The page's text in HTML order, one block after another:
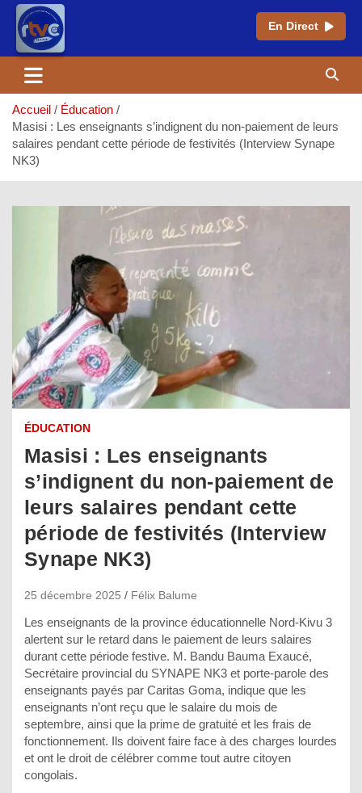
En Direct
contenu
Accueil
Éducation
Masisi : Les enseignants s’indignent du non-paiement de leurs
salaires pendant cette période de festivités (Interview Synape
NK3)
ÉDUCATION
Masisi : Les enseignants
s’indignent du non-paiement de
leurs salaires pendant cette
période de festivités (Interview
Synape NK3)
25 décembre 2025 Félix Balume
Les enseignants de la province éducationnelle Nord-Kivu 3
alertent sur le retard dans le paiement de leurs salaires
durant cette période festive. M. Bandu Bauma Exaucé,
Secrétaire provincial du SYNAPE NK3 et porte-parole des
enseignants payés par Caritas Goma, indique que les
enseignants n’ont reçu que le salaire du mois de
septembre, ainsi que la prime de gratuité et les frais de
fonctionnement. Ils doivent faire face à des charges lourdes
et ont le droit de célébrer comme tout autre citoyen
congolais.